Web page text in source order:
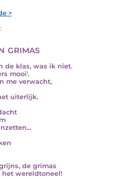
>
grimas
de klas, was ik niet.
mooi'.
me verwacht,
uiterlijk.
de grimas
het wereldtoneel!